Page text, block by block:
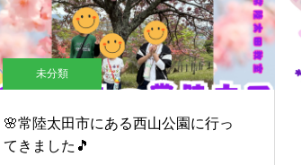
未分類
🌸常陸太田市にある西山公園に行っ
てきました🎵